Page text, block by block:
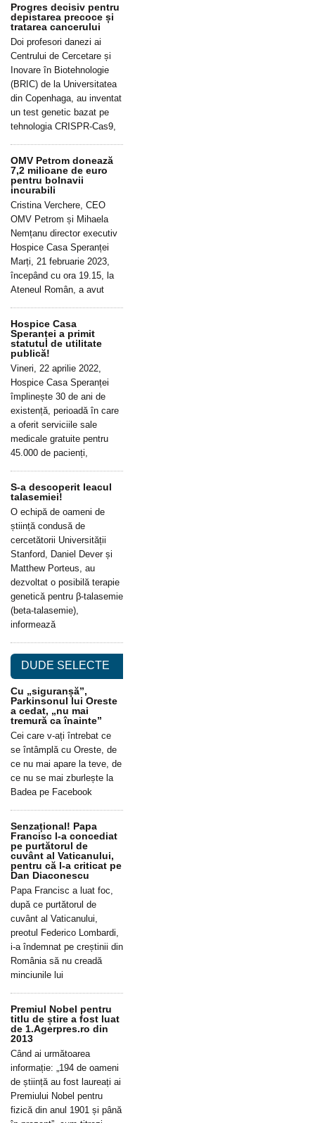
Progres decisiv pentru
depistarea precoce și
tratarea cancerului
Doi profesori danezi ai
Centrului de Cercetare și
Inovare în Biotehnologie
(BRIC) de la Universitatea
din Copenhaga, au inventat
un test genetic bazat pe
tehnologia CRISPR-Cas9,
OMV Petrom donează
7,2 milioane de euro
pentru bolnavii
incurabili
Cristina Verchere, CEO
OMV Petrom și Mihaela
Nemțanu director executiv
Hospice Casa Speranței
Marți, 21 februarie 2023,
începând cu ora 19.15, la
Ateneul Român, a avut
Hospice Casa
Speranței a primit
statutul de utilitate
publică!
Vineri, 22 aprilie 2022,
Hospice Casa Speranței
împlinește 30 de ani de
existență, perioadă în care
a oferit serviciile sale
medicale gratuite pentru
45.000 de pacienți,
S-a descoperit leacul
talasemiei!
O echipă de oameni de
știință condusă de
cercetătorii Universității
Stanford, Daniel Dever și
Matthew Porteus, au
dezvoltat o posibilă terapie
genetică pentru β-talasemie
(beta-talasemie),
informează
DUDE SELECTE
Cu „siguranșă”,
Parkinsonul lui Oreste
a cedat, „nu mai
tremură ca înainte”
Cei care v-ați întrebat ce
se întâmplă cu Oreste, de
ce nu mai apare la teve, de
ce nu se mai zburlește la
Badea pe Facebook
Senzațional! Papa
Francisc l-a concediat
pe purtătorul de
cuvânt al Vaticanului,
pentru că l-a criticat pe
Dan Diaconescu
Papa Francisc a luat foc,
după ce purtătorul de
cuvânt al Vaticanului,
preotul Federico Lombardi,
i-a îndemnat pe creștinii din
România să nu creadă
minciunile lui
Premiul Nobel pentru
titlu de știre a fost luat
de 1.Agerpres.ro din
2013
Când ai următoarea
informație: „194 de oameni
de știință au fost laureați ai
Premiului Nobel pentru
fizică din anul 1901 și până